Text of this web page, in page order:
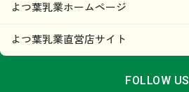
よつ葉乳業ホームページ
よつ葉乳業直営店サイト
FOLLOW US